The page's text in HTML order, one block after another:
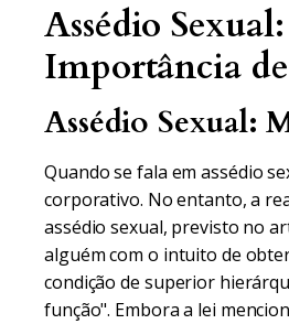
Assédio
Importância
Assédio Sexual:
Quando se fala em assédio
corporativo. No entanto, a
assédio sexual, previsto no
alguém com o intuito de
condição de superior
função". Embora a lei